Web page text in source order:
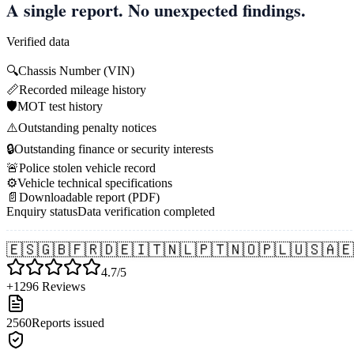
A single report. No unexpected findings.
Verified data
🔍Chassis Number (VIN)
📏Recorded mileage history
🛡️MOT test history
⚠️Outstanding penalty notices
🔒Outstanding finance or security interests
🚨Police stolen vehicle record
⚙️Vehicle technical specifications
📄 Downloadable report (PDF)
Enquiry statusData verification completed
🇪🇸🇬🇧🇫🇷🇩🇪🇮🇹🇳🇱🇵🇹🇳🇴🇵🇱🇺🇸🇦🇪
4.7/5
+1296 Reviews
2560Reports issued